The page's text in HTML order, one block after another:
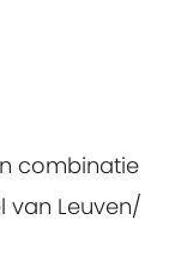
combinatie
van Leuven/